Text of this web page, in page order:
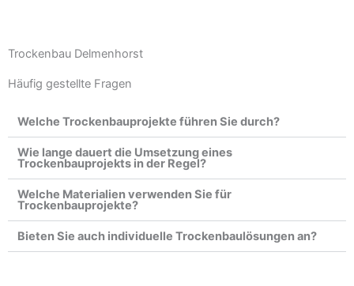
Trockenbau Delmenhorst
Häufig gestellte Fragen
Welche Trockenbauprojekte führen Sie durch?
Wie lange dauert die Umsetzung eines
Trockenbauprojekts in der Regel?
Welche Materialien verwenden Sie für
Trockenbauprojekte?
Bieten Sie auch individuelle Trockenbaulösungen an?